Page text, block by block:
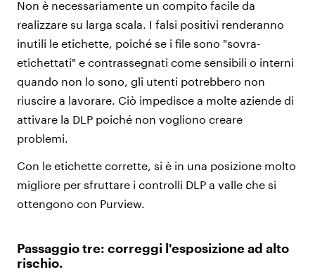
Non è necessariamente un compito facile da
realizzare su larga scala. I falsi positivi renderanno
inutili le etichette, poiché se i file sono "sovra-
etichettati" e contrassegnati come sensibili o interni
quando non lo sono, gli utenti potrebbero non
riuscire a lavorare. Ciò impedisce a molte aziende di
attivare la DLP poiché non vogliono creare
problemi.
Con le etichette corrette, si è in una posizione molto
migliore per sfruttare i controlli DLP a valle che si
ottengono con Purview.
Passaggio tre: correggi l'esposizione ad alto
rischio.